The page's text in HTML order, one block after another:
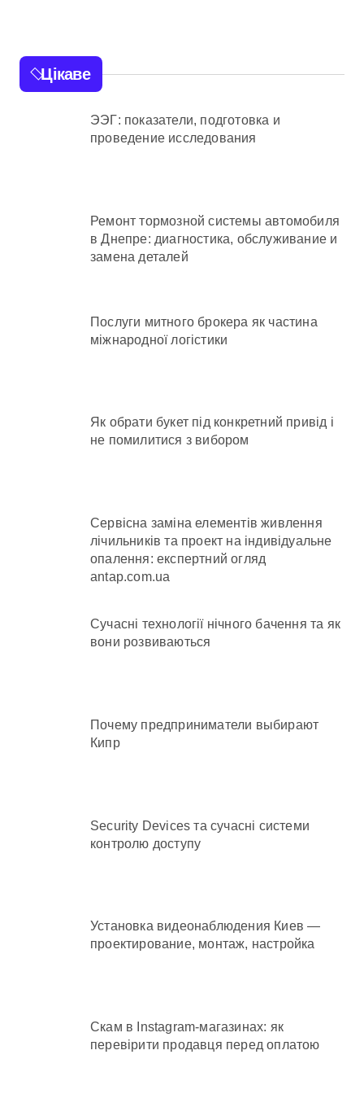
залишились без
електрики
Цікаве
ЭЭГ: показатели, подготовка и
проведение исследования
Ремонт тормозной системы автомобиля
в Днепре: диагностика, обслуживание и
замена деталей
Послуги митного брокера як частина
міжнародної логістики
Як обрати букет під конкретний привід і
не помилитися з вибором
Сервісна заміна елементів живлення
лічильників та проект на індивідуальне
опалення: експертний огляд
antap.com.ua
Сучасні технології нічного бачення та як
вони розвиваються
Почему предприниматели выбирают
Кипр
Security Devices та сучасні системи
контролю доступу
Установка видеонаблюдения Киев —
проектирование, монтаж, настройка
Скам в Instagram-магазинах: як
перевірити продавця перед оплатою